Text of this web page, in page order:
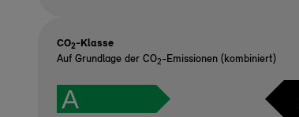
CO2-Klasse
Auf Grundlage der CO2-Emissionen (kombiniert)
A